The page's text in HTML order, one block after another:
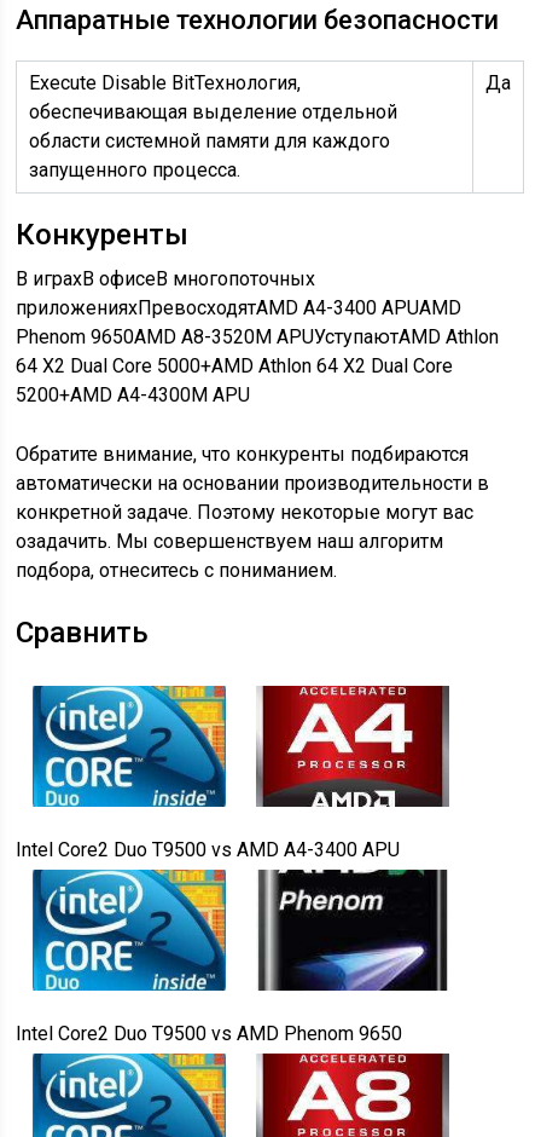
Аппаратные технологии безопасности
Execute Disable BitТехнология,
обеспечивающая выделение отдельной
области системной памяти для каждого
запущенного процесса.
Да
Конкуренты
В играхВ офисеВ многопоточных
приложенияхПревосходятAMD A4-3400 APUAMD
Phenom 9650AMD A8-3520M APUУступаютAMD Athlon
64 X2 Dual Core 5000+AMD Athlon 64 X2 Dual Core
5200+AMD A4-4300M APU
Обратите внимание, что конкуренты подбираются
автоматически на основании производительности в
конкретной задаче. Поэтому некоторые могут вас
озадачить. Мы совершенствуем наш алгоритм
подбора, отнеситесь с пониманием.
Сравнить
Intel Core2 Duo T9500vs AMD A4-3400 APU
Intel Core2 Duo T9500vs AMD Phenom 9650